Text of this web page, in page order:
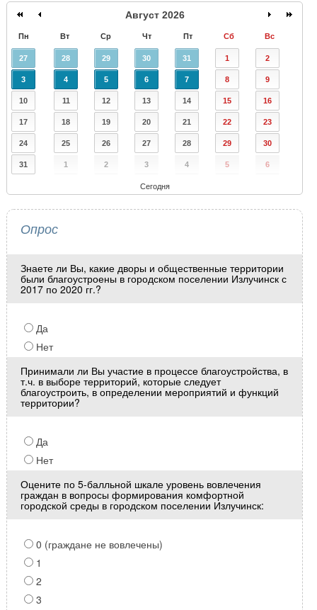
Август 2026
Пн Вт Ср Чт Пт Сб Вс
27 28 29 30 31 1 2
3 4 5 6 7 8 9
10 11 12 13 14 15 16
17 18 19 20 21 22 23
24 25 26 27 28 29 30
31 1 2 3 4 5 6
Сегодня
Опрос
Знаете ли Вы, какие дворы и общественные территории
были благоустроены в городском поселении Излучинск с
2017 по 2020 гг.?
Да
Нет
Принимали ли Вы участие в процессе благоустройства, в
т.ч. в выборе территорий, которые следует
благоустроить, в определении мероприятий и функций
территории?
Да
Нет
Оцените по 5-балльной шкале уровень вовлечения
граждан в вопросы формирования комфортной
городской среды в городском поселении Излучинск:
0 (граждане не вовлечены)
1
2
3